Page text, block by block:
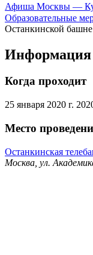
Афиша Москвы —
Образовательные
Останкинской
Информация
Когда проходит
25 января 2020 г.
Место
Останкинская
Москва, ул.